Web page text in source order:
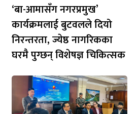
‘बा-आमासँग नगरप्रमुख’
कार्यक्रमलाई बुटवलले दियो
निरन्तरता, ज्येष्ठ नागरिकका
घरमै पुग्छन् विशेषज्ञ चिकित्सक